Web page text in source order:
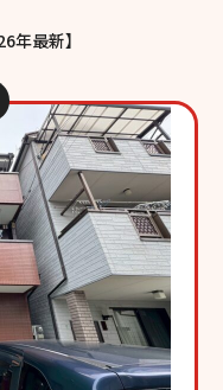
年最新】